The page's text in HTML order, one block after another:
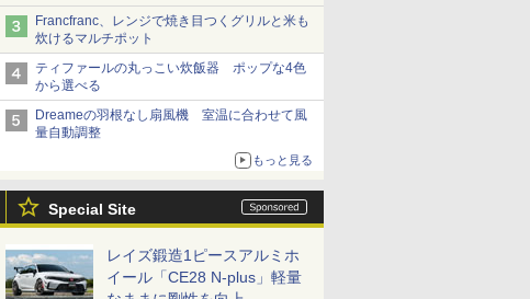
Francfranc、レンジで焼き目つくグリルと米も
炊けるマルチポット
ティファールの丸っこい炊飯器 ポップな4色
から選べる
Dreameの羽根なし扇風機 室温に合わせて風
量自動調整
もっと見る
Special Site
レイズ鍛造1ピースアルミホ
イール「CE28 N-plus」軽量